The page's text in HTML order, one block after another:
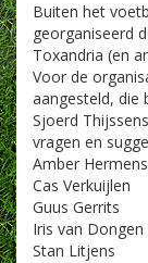
Buiten het
georganiseerd
Toxandria (en
Voor de
aangesteld, die
Sjoerd
vragen en
Amber Hermens
Cas Verkuijlen
Guus Gerrits
Iris van Dongen
Stan Litjens